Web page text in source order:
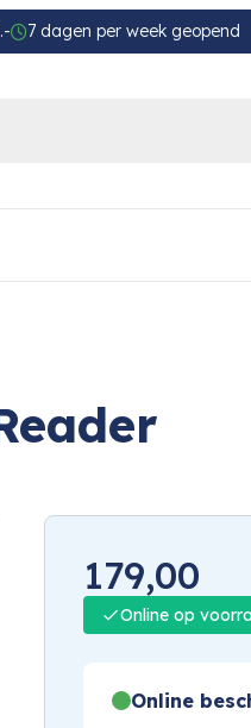
7 dagen per week geopend
179,00
Online op
Online